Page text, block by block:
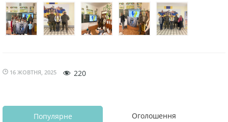
16 ЖОВТНЯ, 2025 220
Популярне Оголошення